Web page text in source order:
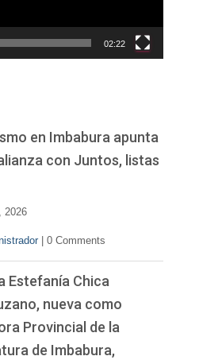
02:22
en Imbabura apunta
con Juntos, listas
2026
0 Comments
Estefanía Chica
nueva como
Provincial de la
de Imbabura,